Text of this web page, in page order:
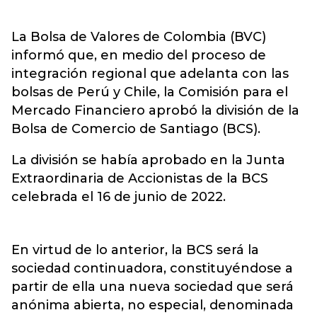
La Bolsa de Valores de Colombia (BVC)
informó que, en medio del proceso de
integración regional que adelanta con las
bolsas de Perú y Chile, la Comisión para el
Mercado Financiero aprobó la división de la
Bolsa de Comercio de Santiago (BCS).
La división se había aprobado en la Junta
Extraordinaria de Accionistas de la BCS
celebrada el 16 de junio de 2022.
En virtud de lo anterior, la BCS será la
sociedad continuadora, constituyéndose a
partir de ella una nueva sociedad que será
anónima abierta, no especial, denominada